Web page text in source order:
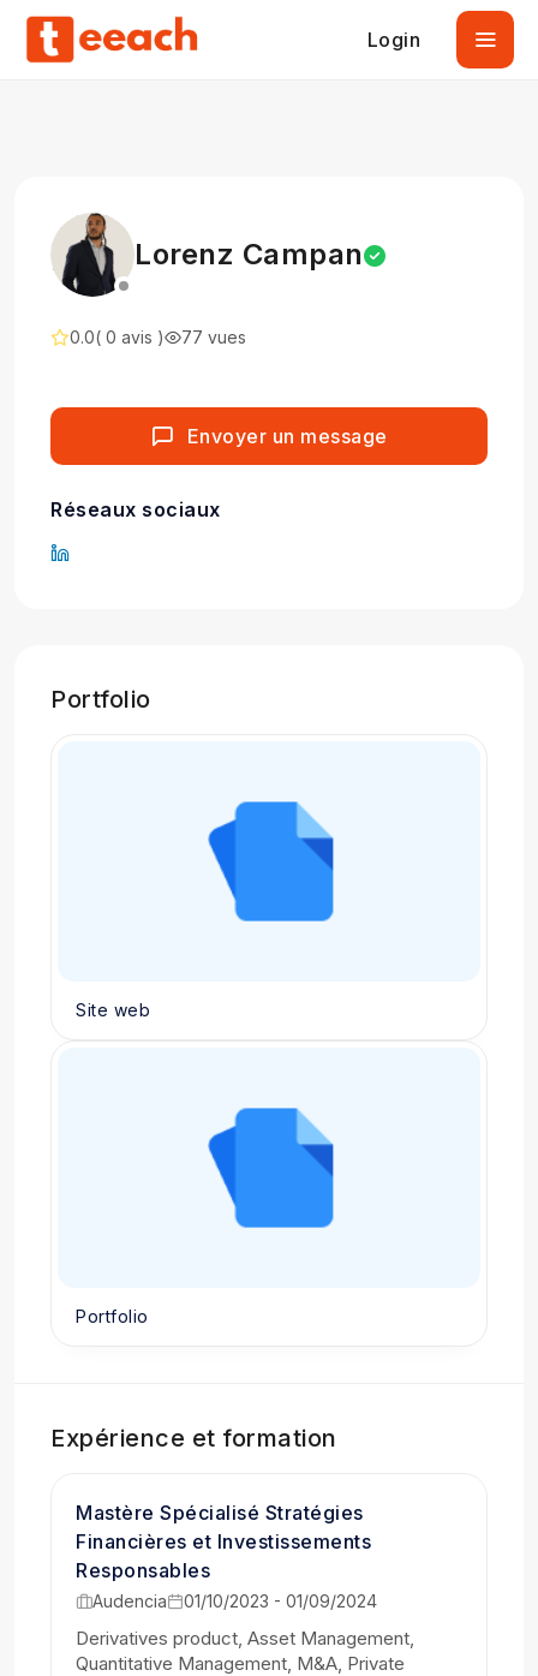
Login
Lorenz Campan
0.0( 0 avis ) 77 vues
Envoyer un message
Réseaux sociaux
Portfolio
Site web
Portfolio
Expérience et formation
Mastère Spécialisé Stratégies
Financières et Investissements
Responsables
Audencia 01/10/2023 - 01/09/2024
Derivatives product, Asset Management,
Quantitative Management, M&A, Private